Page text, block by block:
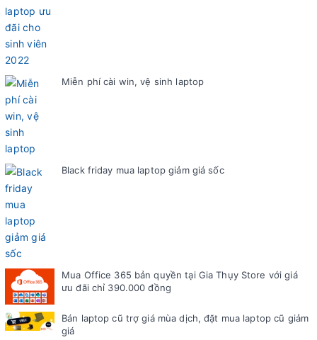
Miễn phí cài win, vệ sinh laptop
Black friday mua laptop giảm giá sốc
Mua Office 365 bản quyền tại Gia Thụy Store với giá
ưu đãi chỉ 390.000 đồng
Bán laptop cũ trợ giá mùa dịch, đặt mua laptop cũ giảm
giá